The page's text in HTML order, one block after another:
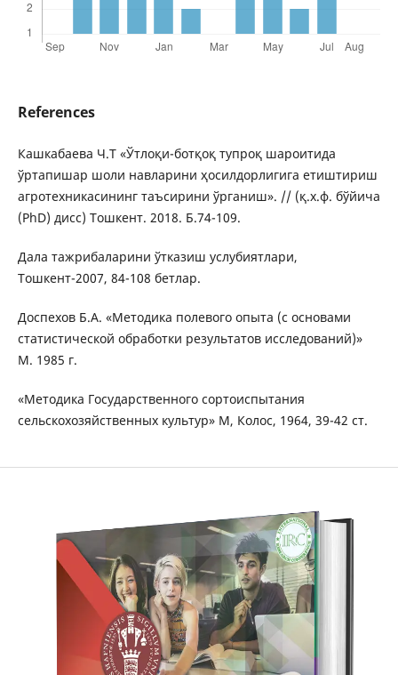
References
Кашкабаева Ч.Т «Ўтлоқи-ботқоқ тупроқ шароитида
ўртапишар шоли навларини ҳосилдорлигига етиштириш
агротехникасининг таъсирини ўрганиш». // (қ.х.ф. бўйича
(PhD) дисс) Тошкент. 2018. Б.74-109.
Дaлa тaжpибaлapини ўткaзиш уcлубиятлapи,
Тошкент-2007, 84-108 бетлар.
Доспехов Б.A. «Методика полевого опыта (с основами
статистической обработки результатов исследований)»
М. 1985 г.
«Методика Государственного сортоиспытания
сельскохозяйственных культур» М, Колос, 1964, 39-42 ст.